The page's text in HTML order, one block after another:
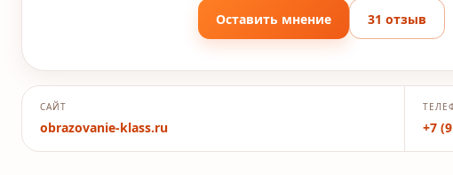
Оставить мнение 31 отзыв
САЙТ
obrazovanie-klass.ru +7